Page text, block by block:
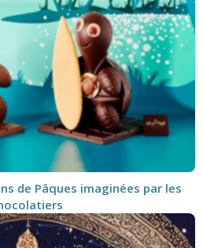
de Pâques imaginées par les